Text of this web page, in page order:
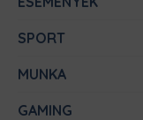
SPORT
MUNKA
GAMING